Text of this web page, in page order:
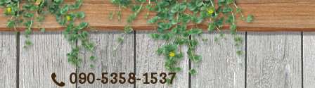
090-5358-1537